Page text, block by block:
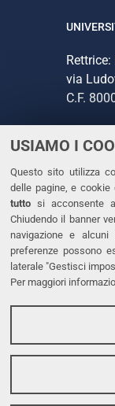
USIAMO I
Questo sito utilizza
delle pagine, e cookie
tutto si acconsente
Chiudendo il banner
navigazione e
preferenze possono
laterale "Gestisci
Per maggiori
via
C.F.
Tel.
Fax.
PEC
LINKS